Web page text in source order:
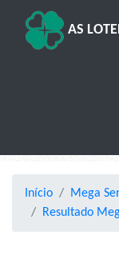
AS
Início
Mega
Resultado